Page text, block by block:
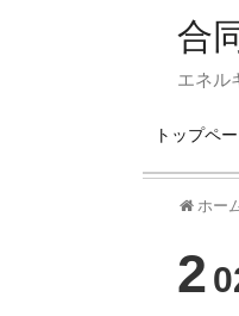
合
エネル
トップペ
ホー
2